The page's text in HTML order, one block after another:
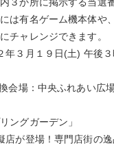
３か所に掲示する当選
は有名ゲーム機本体や
チャレンジできます。
年３月１９日(土) 午後
会場：中央ふれあい広
ングガーデン」
店が登場！専門店街の